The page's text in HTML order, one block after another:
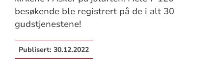
besøkende ble registrert på de i alt 30
gudstjenestene!
Publisert: 30.12.2022